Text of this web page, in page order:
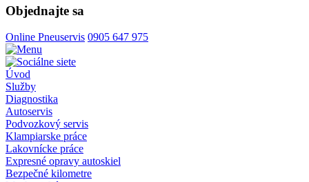
Objednajte sa
Online Pneuservis 0905 647 975
Úvod
Služby
Diagnostika
Autoservis
Podvozkový servis
Klampiarske práce
Lakovnícke práce
Expresné opravy autoskiel
Bezpečné kilometre